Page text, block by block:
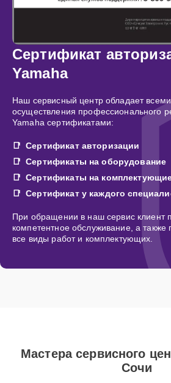
Сертификат
Yamaha
Наш сервисный центр обладает
осуществления профессионального
Yamaha сертификатами:
Сертификат авторизации
Сертификаты на оборудование
Сертификаты на
Сертификат у каждого
При обращении в наш сервис клиент
компетентное обслуживание, а также
все виды работ и комплектующих.
Мастера сервисного
Сочи